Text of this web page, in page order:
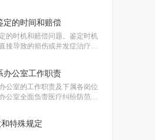
神病人时需起草强制医疗意见
人民检察院。同时，还涉及保
施、精神病司法鉴定的相关
定的时间和赔偿
的时机和赔偿问题。鉴定时机
接导致的损伤或并发症治疗终
资料等计算。同时，介绍了植
定的程序，包括委托、受理、
补充鉴定和重新鉴定。
办公室工作职责
公室的工作职责及下属各岗位
公室全面负责医疗纠纷防范处
主任负责整体工作的组织和管
特殊规定